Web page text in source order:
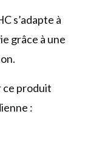
s’adapte à
grâce à une
ce produit
: